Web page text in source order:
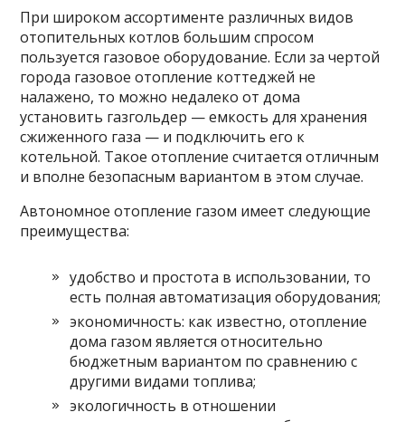
При широком ассортименте различных видов
отопительных котлов большим спросом
пользуется газовое оборудование. Если за чертой
города газовое отопление коттеджей не
налажено, то можно недалеко от дома
установить газгольдер — емкость для хранения
сжиженного газа — и подключить его к
котельной. Такое отопление считается отличным
и вполне безопасным вариантом в этом случае.
Автономное отопление газом имеет следующие
преимущества:
удобство и простота в использовании, то
есть полная автоматизация оборудования;
экономичность: как известно, отопление
дома газом является относительно
бюджетным вариантом по сравнению с
другими видами топлива;
экологичность в отношении